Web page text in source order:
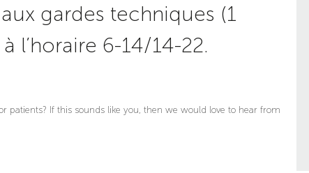
gardes techniques (1
l’horaire 6-14/14-22.
patients? If this sounds like you, then we would love to hear from